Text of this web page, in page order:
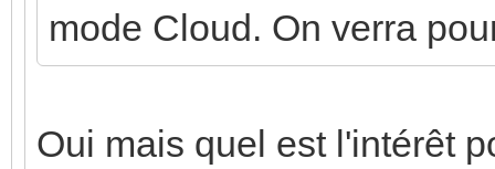
mode Cloud. On verra
Oui mais quel est l'intérêt